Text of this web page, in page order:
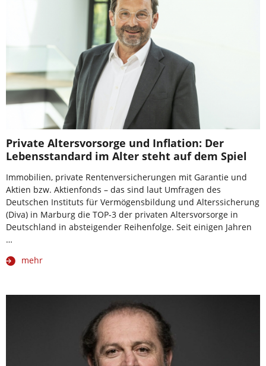
Private Altersvorsorge und Inflation: Der
Lebensstandard im Alter steht auf dem Spiel
Immobilien, private Rentenversicherungen mit Garantie und
Aktien bzw. Aktienfonds – das sind laut Umfragen des
Deutschen Instituts für Vermögensbildung und Alterssicherung
(Diva) in Marburg die TOP-3 der privaten Altersvorsorge in
Deutschland in absteigender Reihenfolge. Seit einigen Jahren
…
mehr